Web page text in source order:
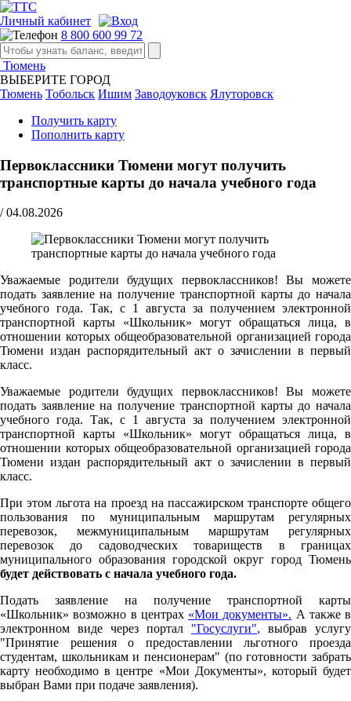
Личный кабинет
8 800 600 99 72
Тюмень
ВЫБЕРИТЕ ГОРОД
Тюмень Тобольск Ишим Заводоуковск Ялуторовск
Получить карту
Пополнить карту
Первоклассники Тюмени могут получить
транспортные карты до начала учебного года
/ 04.08.2026
Уважаемые родители будущих первоклассников! Вы можете
подать заявление на получение транспортной карты до начала
учебного года. Так, с 1 августа за получением электронной
транспортной карты «Школьник» могут обращаться лица, в
отношении которых общеобразовательной организацией города
Тюмени издан распорядительный акт о зачислении в первый
класс.
Уважаемые родители будущих первоклассников! Вы можете
подать заявление на получение транспортной карты до начала
учебного года. Так, с 1 августа за получением электронной
транспортной карты «Школьник» могут обращаться лица, в
отношении которых общеобразовательной организацией города
Тюмени издан распорядительный акт о зачислении в первый
класс.
При этом льгота на проезд на пассажирском транспорте общего
пользования по муниципальным маршрутам регулярных
перевозок, межмуниципальным маршрутам регулярных
перевозок до садоводческих товариществ в границах
муниципального образования городской округ город Тюмень
будет действовать с начала учебного года.
Подать заявление на получение транспортной карты
«Школьник» возможно в центрах «Мои документы». А также в
электронном виде через портал "Госуслуги", выбрав услугу
"Принятие решения о предоставлении льготного проезда
студентам, школьникам и пенсионерам" (по готовности забрать
карту необходимо в центре «Мои Документы», который будет
выбран Вами при подаче заявления).